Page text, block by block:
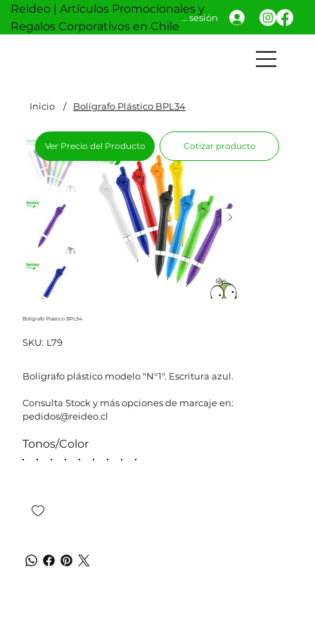
Reideo | Artículos Promocionales y
Regalos Corporativos en Chile
Iniciar sesión
Inicio / Bolígrafo Plástico BPL34
Bolígrafo Plástico BPL34
SKU: SKU
L79
L79
Bolígrafo plástico modelo "N°1". Escritura azul.
Consulta Stock y más opciones de marcaje en:
pedidos@reideo.cl
Tonos/Color
Ver Precio del Producto Cotizar producto